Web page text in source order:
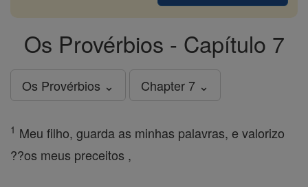
Os Provérbios - Capítulo 7
Os Provérbios ⌄ Chapter 7 ⌄
1 Meu filho, guarda as minhas palavras, e valorizo
??os meus preceitos ,